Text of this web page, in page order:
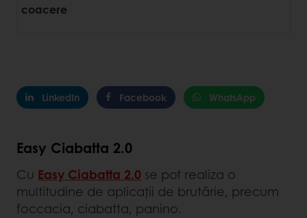
coacere
LinkedIn Facebook WhatsApp
Easy Ciabatta 2.0
Cu Easy Ciabatta 2.0 se pot realiza o
multitudine de aplicații de brutărie, precum
foccacia, ciabatta, panino.